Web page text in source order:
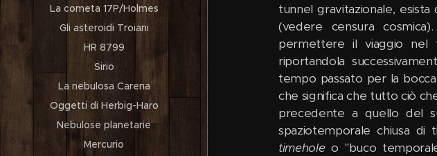
La cometa 17P/Holmes
Gli asteroidi Troiani
HR 8799
Sirio
La nebulosa Carena
Oggetti di Herbig-Haro
Nebulose planetarie
Mercurio
tunnel gravitazionale,
(vedere censura
permettere il viaggio nel
riportandola
tempo passato per la
che significa che tutto ciò
precedente a quello del
spaziotemporale chiusa
timeholeo "buco